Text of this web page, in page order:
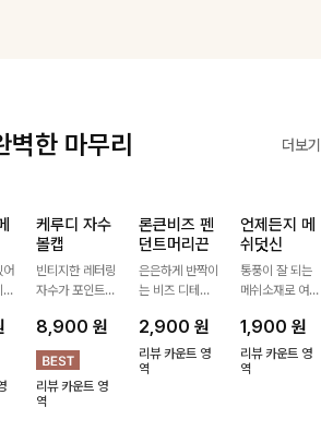
벽한 마무리 더보기
어
케루디 자수
볼캡
빈티지한 레터링
자수가 포인트가
에 자연스럽게
어우러지는 볼
캡!베이직한 컬
러와 깔끔한 쉐
입으로 캐주얼부
8,900원
리뷰 카운트 영
역
론큰비즈 펜
던트머리끈
은은하게 반짝이
는 비즈 디테일
트로 스타일에
센스를 더해주는
아이템, 탄탄한
2,900 원
리뷰 카운트 영
역
언제든지 메
쉬덧신
통풍이 잘 되는
메쉬소재로 여름
데일리로 신기
좋은 덧신이에요
^^
1,900원
리뷰 카운트 영
역